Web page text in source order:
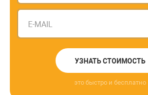
E-MAIL
УЗНАТЬ СТОИМОСТЬ
это быстро и бесплатно